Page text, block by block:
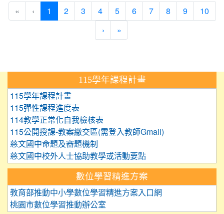
« ‹ 1 (current)
2 3 4 5 6 7 8 9 10
› »
115學年課程計畫
115學年課程計畫
115彈性課程進度表
114教學正常化自我檢核表
115公開授課-教案繳交區(需登入教師Gmail)
慈文國中命題及審題機制
慈文國中校外人士協助教學或活動要點
數位學習精進方案
教育部推動中小學數位學習精進方案入口網
桃園市數位學習推動辦公室